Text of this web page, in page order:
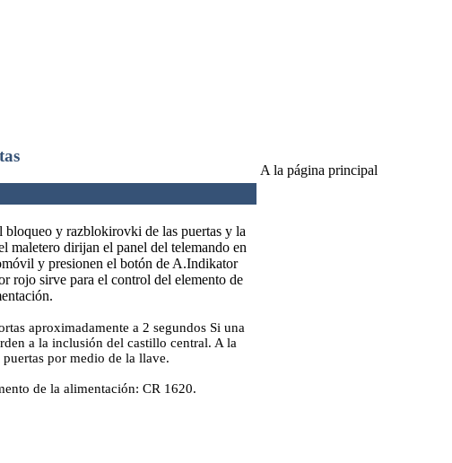
bloqueo y razblokirovki de las puertas y la
maletero dirijan el panel del telemando en
y presionen el botón de A.Indikator
rojo sirve para el control del elemento de
aproximadamente a 2 segundos Si una
a la inclusión del castillo central. A la
por medio de la llave.
de la alimentación: CR 1620.
A la página principal